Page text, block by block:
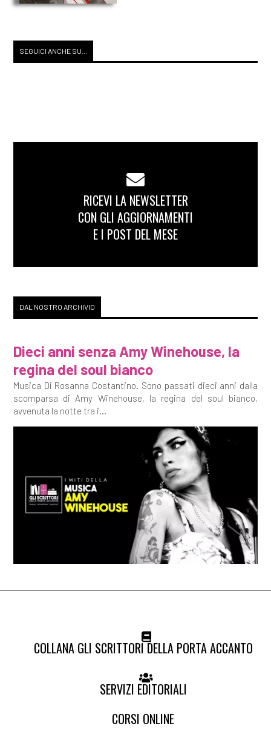
SEGUICI ANCHE SU...
RICEVI LA NEWSLETTER
CON GLI AGGIORNAMENTI
E I POST DEL MESE
DAL NOSTRO ARCHIVIO
Dieci anni senza Amy Winehouse, la
regina del soul bianco
Musica Di Rosanna Costantino. Sono passati dieci anni dalla
scomparsa di Amy Winehouse, la regina del soul bianco,
avvenuta la notte tra i...
COLLANA GLI SCRITTORI DELLA PORTA ACCANTO
SERVIZI EDITORIALI
CORSI ONLINE